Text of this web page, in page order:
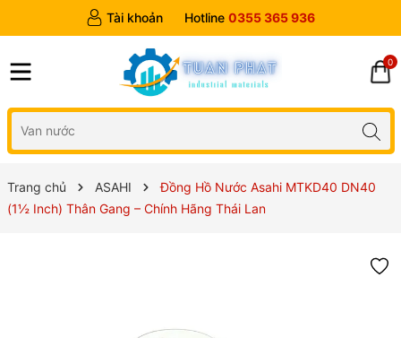
Tài khoản Hotline 0355 365 936
0
Trang chủ ASAHI
Đồng Hồ Nước Asahi MTKD40 DN40
(1½ Inch) Thân Gang – Chính Hãng Thái Lan